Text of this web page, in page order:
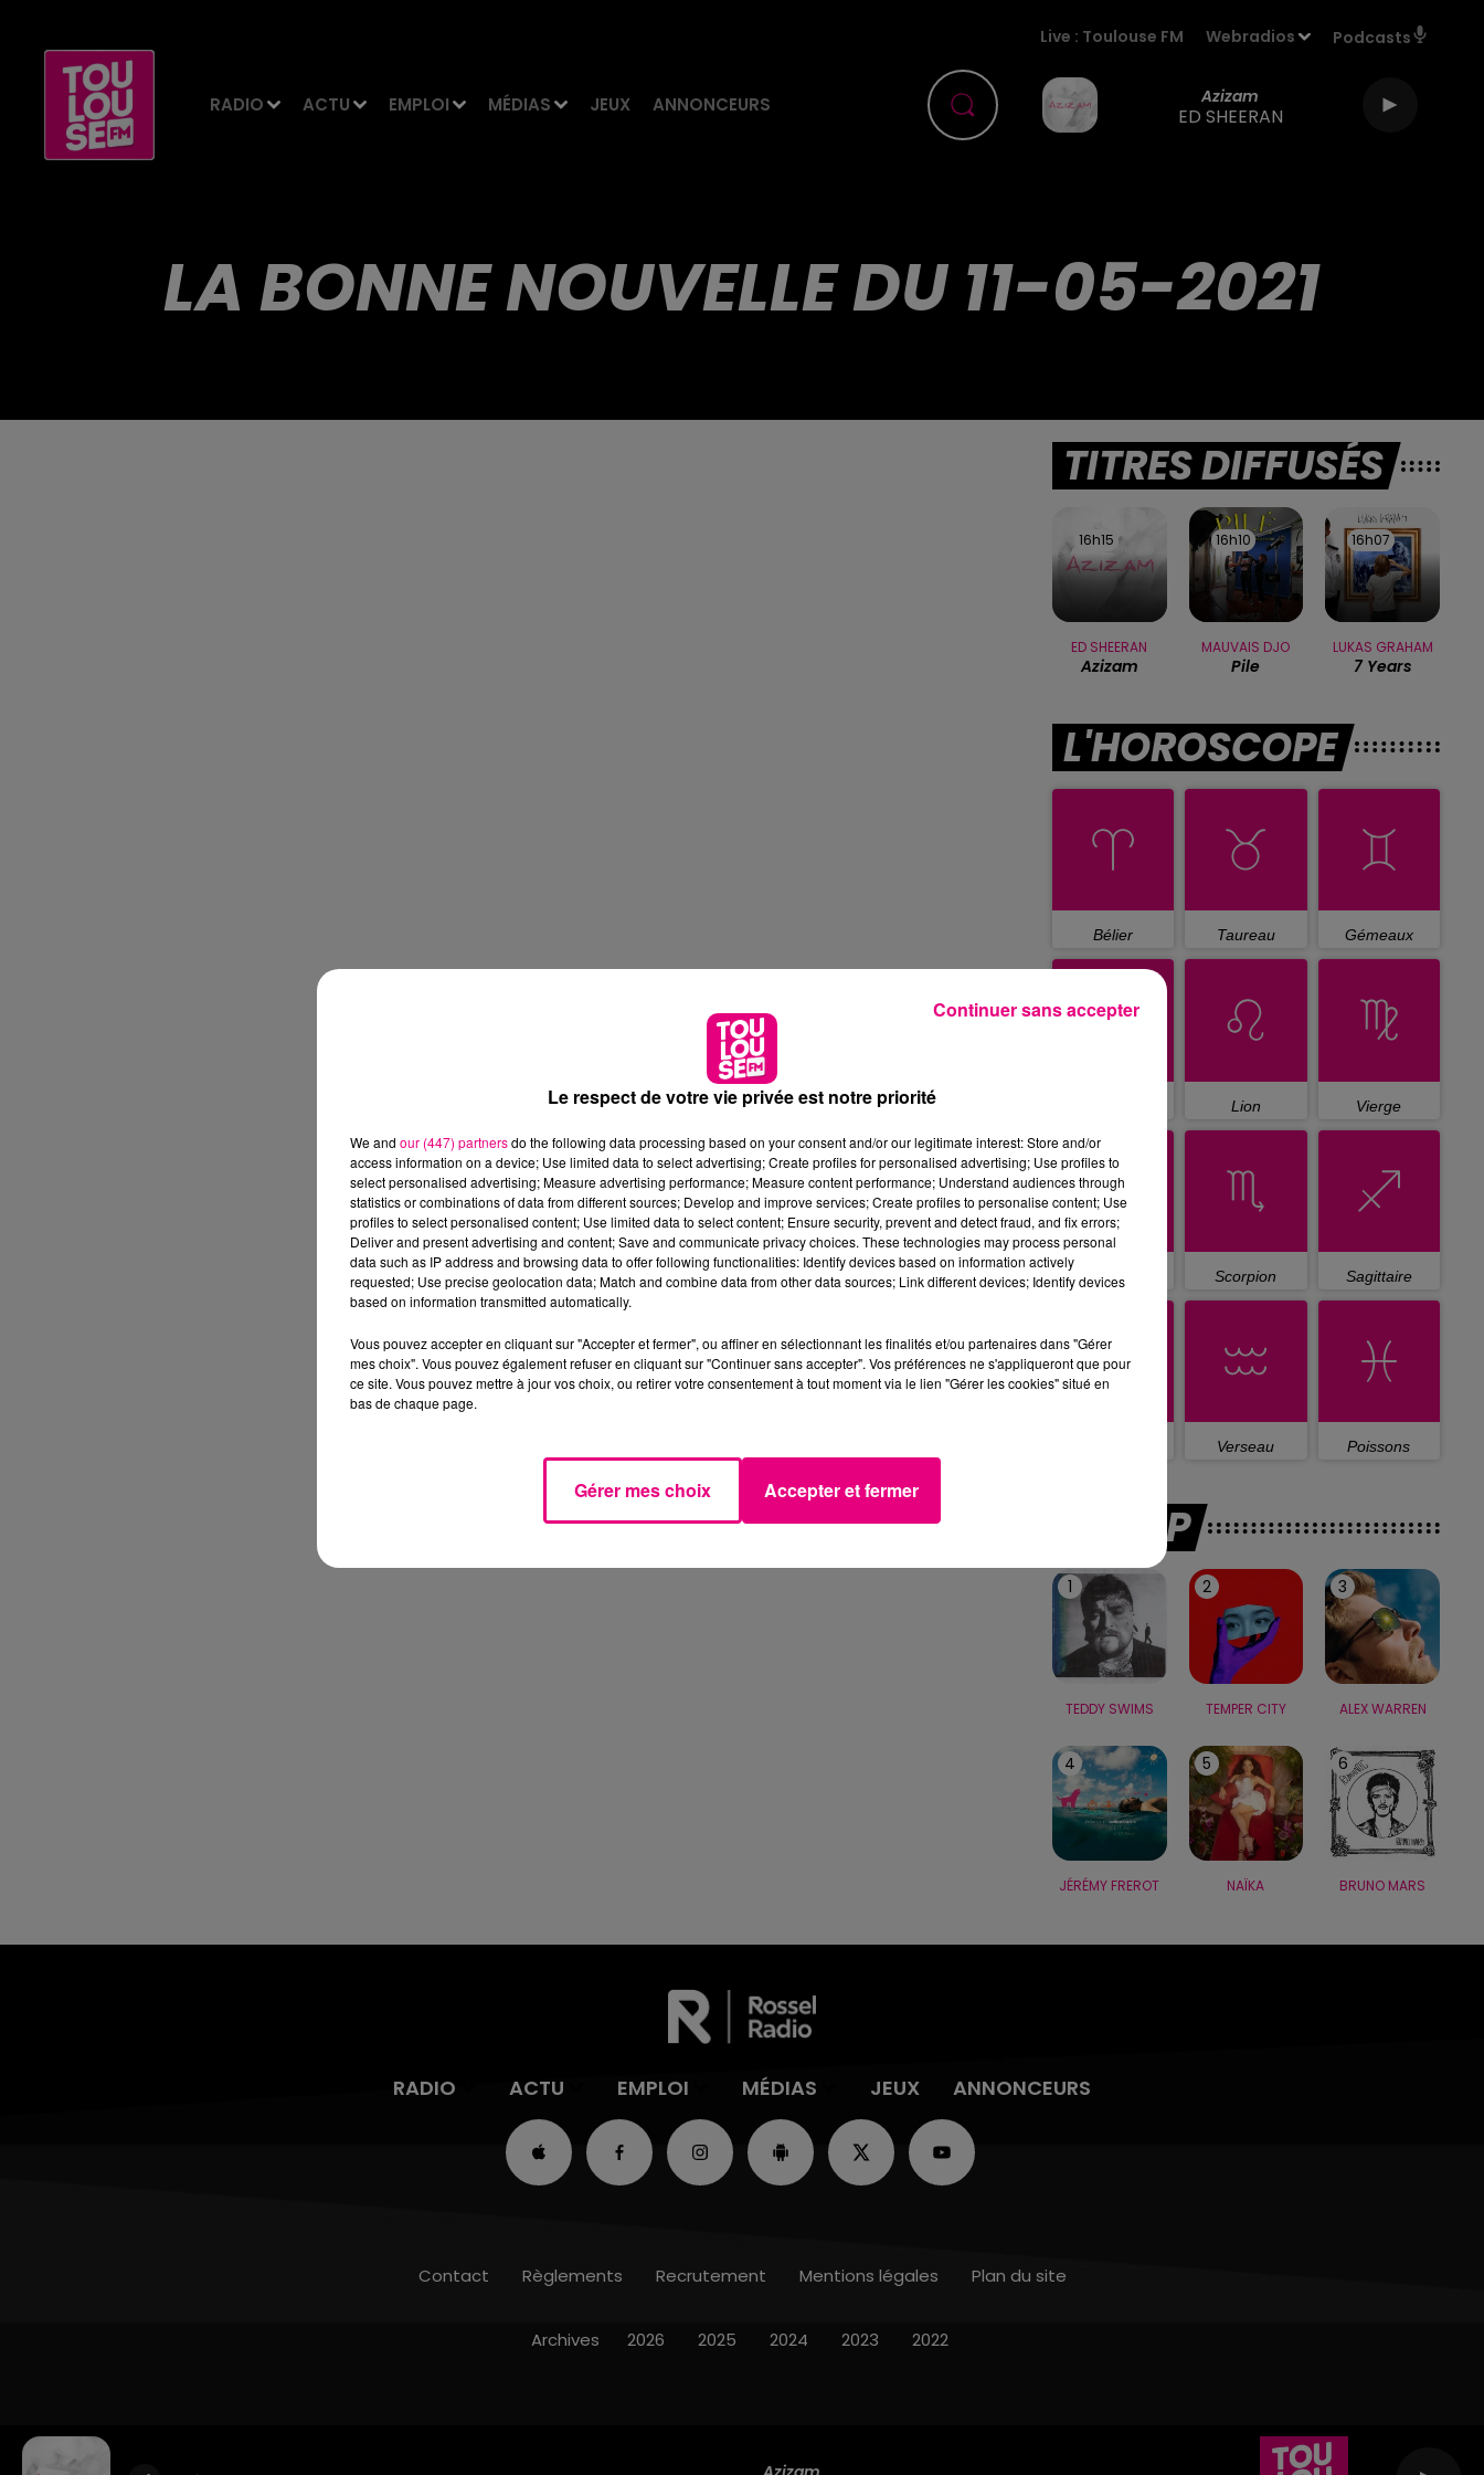
RADIO ACTU EMPLOI MÉDIAS JEUX ANNONCEURS
Live : Toulouse FM Webradios Podcasts
Azizam
ED SHEERAN
LA BONNE NOUVELLE DU 11-05-2021
TITRES DIFFUSÉS
16h15
16h15
ED SHEERAN
Azizam
16h10
16h10
MAUVAIS DJO
Pile
16h07
16h07
LUKAS GRAHAM
7 Years
L'HOROSCOPE
Bélier Taureau Gémeaux
Lion Vierge
Balance Scorpion Sagittaire
Verseau Poissons
LE TOP
1
TEDDY SWIMS
2
TEMPER CITY
3
ALEX WARREN
4
JÉRÉMY FREROT
5
NAÏKA
6
BRUNO MARS
RADIO ACTU EMPLOI MÉDIAS JEUX ANNONCEURS
Contact Règlements Recrutement Mentions légales Plan du site
Archives 2026 2025 2024 2023 2022
Le respect de votre vie privée est notre priorité
We and our (447) partnersdo the following data processing based on your consent and/or our legitimate interest: Store and/or
access information on a device; Use limited data to select advertising; Create profiles for personalised advertising; Use profiles to
select personalised advertising; Measure advertising performance; Measure content performance; Understand audiences through
statistics or combinations of data from different sources; Develop and improve services; Create profiles to personalise content; Use
profiles to select personalised content; Use limited data to select content; Ensure security, prevent and detect fraud, and fix errors;
Deliver and present advertising and content; Save and communicate privacy choices. These technologies may process personal
data such as IP address and browsing data to offer following functionalities: Identify devices based on information actively
requested; Use precise geolocation data; Match and combine data from other data sources; Link different devices; Identify devices
based on information transmitted automatically.
Vous pouvez accepter en cliquant sur "Accepter et fermer", ou affiner en sélectionnant les finalités et/ou partenaires dans "Gérer
mes choix". Vous pouvez également refuser en cliquant sur "Continuer sans accepter". Vos préférences ne s'appliqueront que pour
ce site. Vous pouvez mettre à jour vos choix, ou retirer votre consentement à tout moment via le lien "Gérer les cookies" situé en
bas de chaque page.
Gérer mes choix Accepter et fermer
Continuer sans accepter